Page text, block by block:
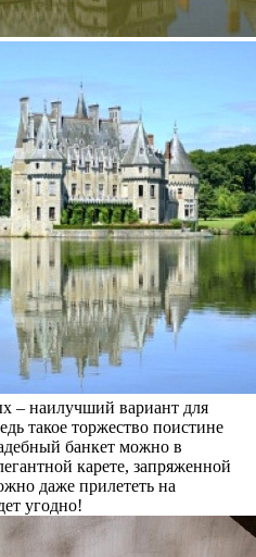
– наилучший вариант для
такое торжество поистине
банкет можно в
карете, запряженной
даже прилететь на
угодно!